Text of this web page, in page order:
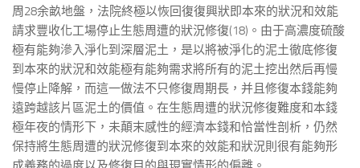
周28余畝地盤，法院終極以恢回復復興狀即本來的狀況和效能
請求豐收化工場停止生態周遭的狀況修復(18)。由于高濃度硫酸
極有能夠滲入淨化到深層泥土，是以將被淨化的泥土徹底修復
到本來的狀況和效能極有能夠需求將所有的泥土挖出然后再慢
慢停止降解，而這一做法不只修復周期長，并且修復本錢能夠
遠跨越該片區泥土的價值。在生態周遭的狀況修復難度和本錢
極年夜的情形下，未顛末感性的經濟本錢和恰當性剖析，仍然
保持將生態周遭的狀況修復到本來的效能和狀況則很有能夠形